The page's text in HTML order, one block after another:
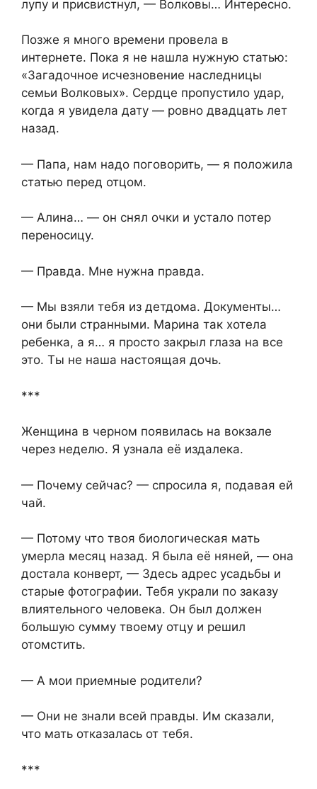
лупу и присвистнул, — Волковы… Интересно.
Позже я много времени провела в
интернете. Пока я не нашла нужную статью:
«Загадочное исчезновение наследницы
семьи Волковых». Сердце пропустило удар,
когда я увидела дату — ровно двадцать лет
назад.
— Папа, нам надо поговорить, — я положила
статью перед отцом.
— Алина… — он снял очки и устало потер
переносицу.
— Правда. Мне нужна правда.
— Мы взяли тебя из детдома. Документы…
они были странными. Марина так хотела
ребенка, а я… я просто закрыл глаза на все
это. Ты не наша настоящая дочь.
***
Женщина в черном появилась на вокзале
через неделю. Я узнала её издалека.
— Почему сейчас? — спросила я, подавая ей
чай.
— Потому что твоя биологическая мать
умерла месяц назад. Я была её няней, — она
достала конверт, — Здесь адрес усадьбы и
старые фотографии. Тебя украли по заказу
влиятельного человека. Он был должен
большую сумму твоему отцу и решил
отомстить.
— А мои приемные родители?
— Они не знали всей правды. Им сказали,
что мать отказалась от тебя.
***